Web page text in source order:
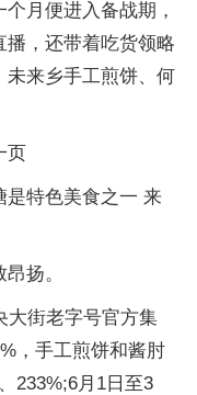
月便进入备战期，
，还带着吃货领略
未来乡手工煎饼、何
是特色美食之一 来
扬。
大街老字号官方集
，手工煎饼和酱肘
233%;6月1日至3